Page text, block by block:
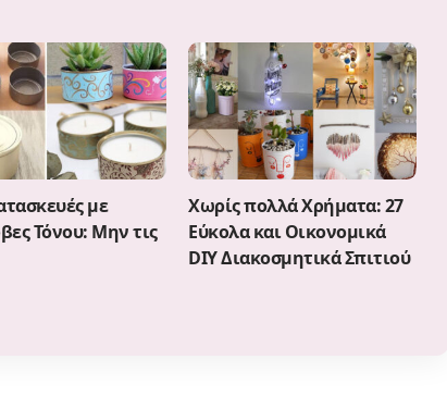
με
Τόνου: Μην τις
Χωρίς πολλά Χρήματα: 27
Εύκολα και Οικονομικά
DIY Διακοσμητικά Σπιτιού